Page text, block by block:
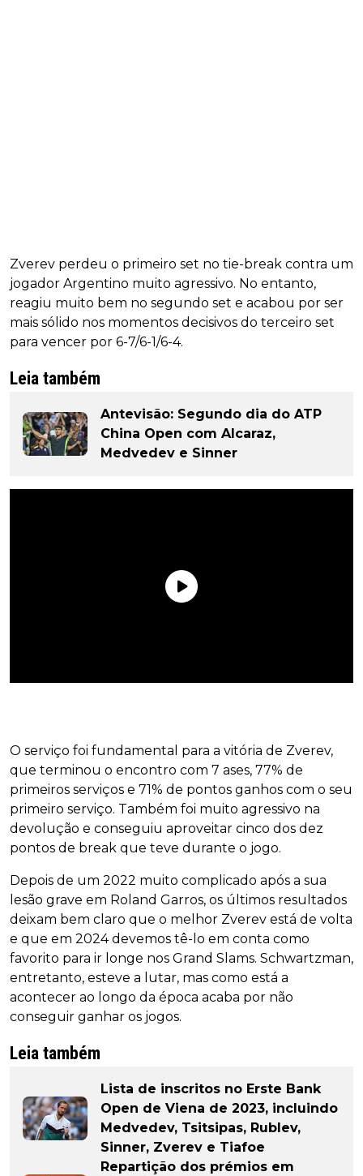
Zverev perdeu o primeiro set no tie-break contra um
jogador Argentino muito agressivo. No entanto,
reagiu muito bem no segundo set e acabou por ser
mais sólido nos momentos decisivos do terceiro set
para vencer por 6-7/6-1/6-4.
Leia também
Antevisão: Segundo dia do ATP
China Open com Alcaraz,
Medvedev e Sinner
O serviço foi fundamental para a vitória de Zverev,
que terminou o encontro com 7 ases, 77% de
primeiros serviços e 71% de pontos ganhos com o seu
primeiro serviço. Também foi muito agressivo na
devolução e conseguiu aproveitar cinco dos dez
pontos de break que teve durante o jogo.
Depois de um 2022 muito complicado após a sua
lesão grave em Roland Garros, os últimos resultados
deixam bem claro que o melhor Zverev está de volta
e que em 2024 devemos tê-lo em conta como
favorito para ir longe nos Grand Slams. Schwartzman,
entretanto, esteve a lutar, mas como está a
acontecer ao longo da época acaba por não
conseguir ganhar os jogos.
Leia também
Lista de inscritos no Erste Bank
Open de Viena de 2023, incluindo
Medvedev, Tsitsipas, Rublev,
Sinner, Zverev e Tiafoe
Repartição dos prémios em